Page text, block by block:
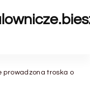
prowadzona troska o